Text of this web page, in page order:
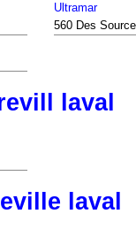
Ultramar
560 Des
laval
laval